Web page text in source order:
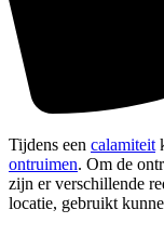
Tijdens een calamiteit
ontruimen. Om de
zijn er verschillende
locatie, gebruikt